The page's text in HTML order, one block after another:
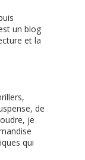
un blog
et la
de
je
qui